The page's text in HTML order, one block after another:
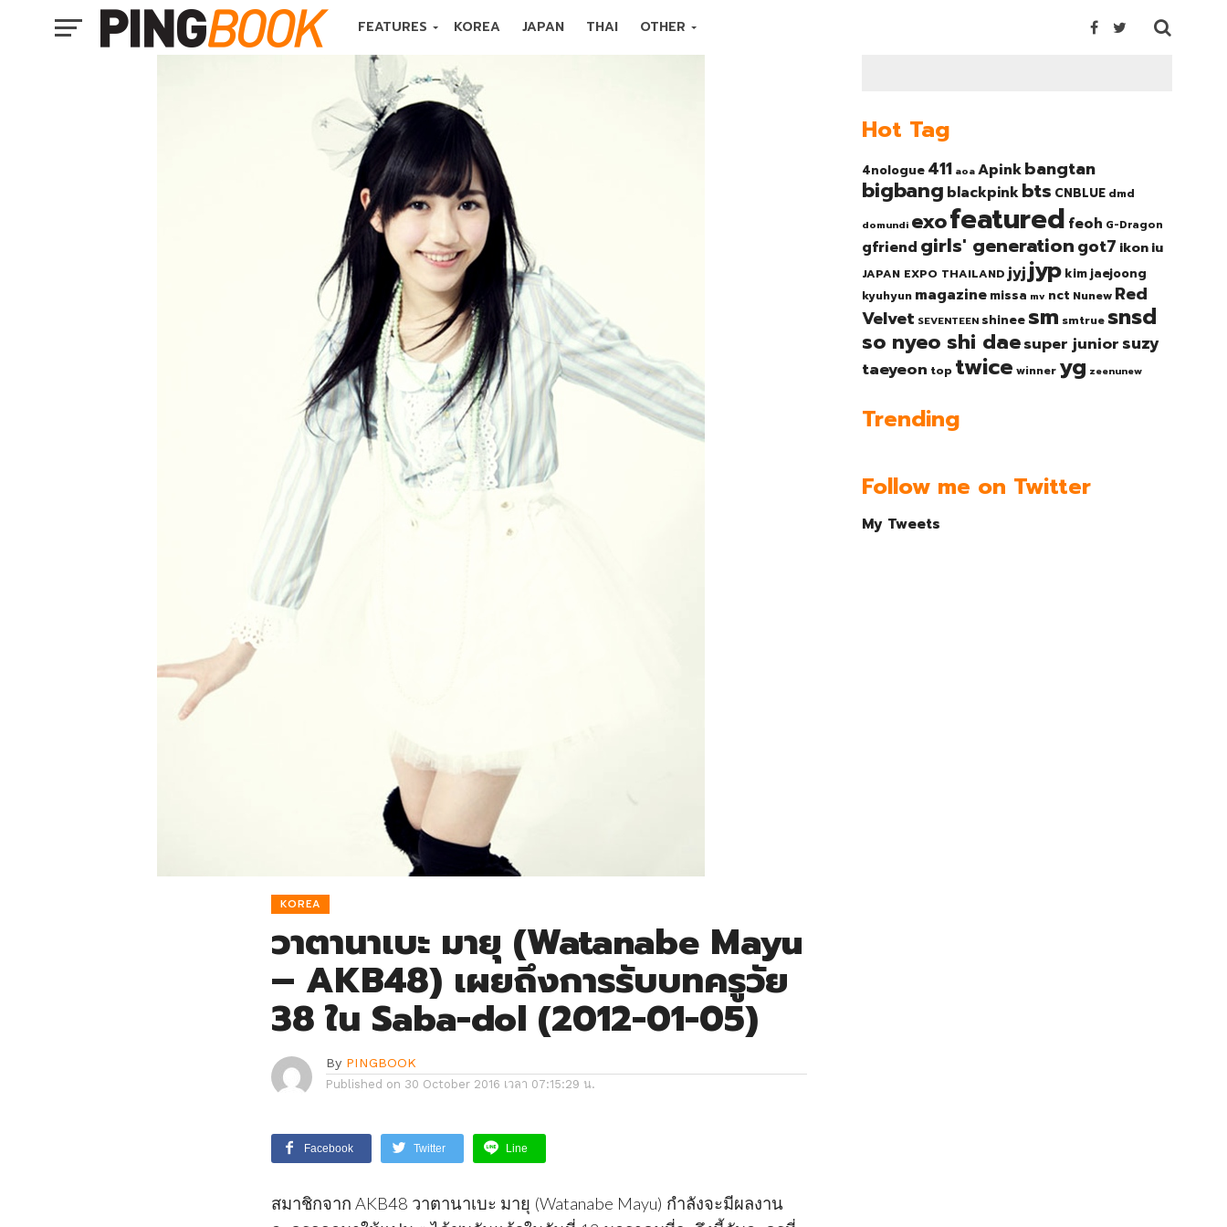
FEATURES KOREA JAPAN THAI OTHER
KOREA
วาตานาเบะ มายุ (Watanabe Mayu
– AKB48) เผยถึงการรับบทครูวัย
38 ใน Saba-dol (2012-01-05)
By PINGBOOK
Published on 30 October 2016 เวลา 07:15:29 น.
Facebook Twitter Line
สมาชิกจาก AKB48 วาตานาเบะ มายุ (Watanabe Mayu) กำลังจะมีผลงาน
Hot Tag
4nologue 411 aoaApinkbangtan
bigbang blackpinkbts CNBLUE dmd
domundi exofeatured feoh G-Dragon
gfriend girls' generationgot7 ikoniu
JAPAN EXPO THAILAND jyjjyp kim jaejoong
kyuhyun magazine missa mv nct Nunew Red
Velvet SEVENTEEN shinee sm smtrue snsd
so nyeo shi daesuper junior suzy
taeyeon top twice winner yg zeenunew
Trending
Follow me on Twitter
My Tweets